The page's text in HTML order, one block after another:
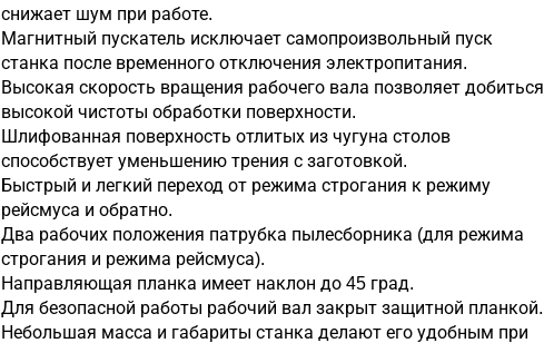
снижает шум при работе.
Магнитный пускатель исключает самопроизвольный пуск
станка после временного отключения электропитания.
Высокая скорость вращения рабочего вала позволяет добиться
высокой чистоты обработки поверхности.
Шлифованная поверхность отлитых из чугуна столов
способствует уменьшению трения с заготовкой.
Быстрый и легкий переход от режима строгания к режиму
рейсмуса и обратно.
Два рабочих положения патрубка пылесборника (для режима
строгания и режима рейсмуса).
Направляющая планка имеет наклон до 45 град.
Для безопасной работы рабочий вал закрыт защитной планкой.
Небольшая масса и габариты станка делают его удобным при